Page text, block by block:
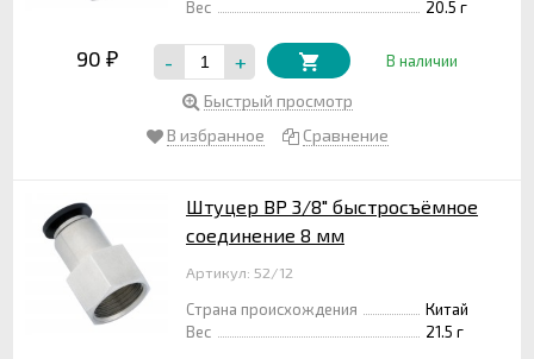
Вес 20.5 г
90 ₽ - + В наличии
Быстрый просмотр
В избранное
Сравнение
Штуцер ВР 3/8" быстросъёмное
соединение 8 мм
Артикул: 52/12
Страна происхождения
Китай
Вес
21.5 г